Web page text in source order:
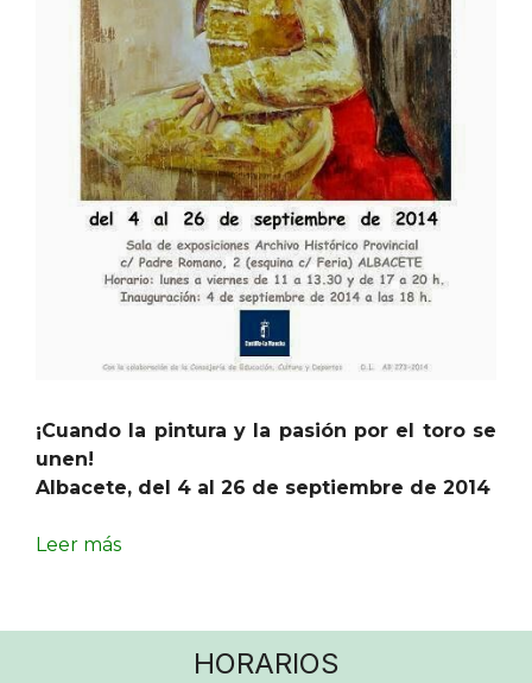
¡Cuando la pintura y la pasión por el toro se
unen!
Albacete, del 4 al 26 de septiembre de 2014
Leer más
HORARIOS